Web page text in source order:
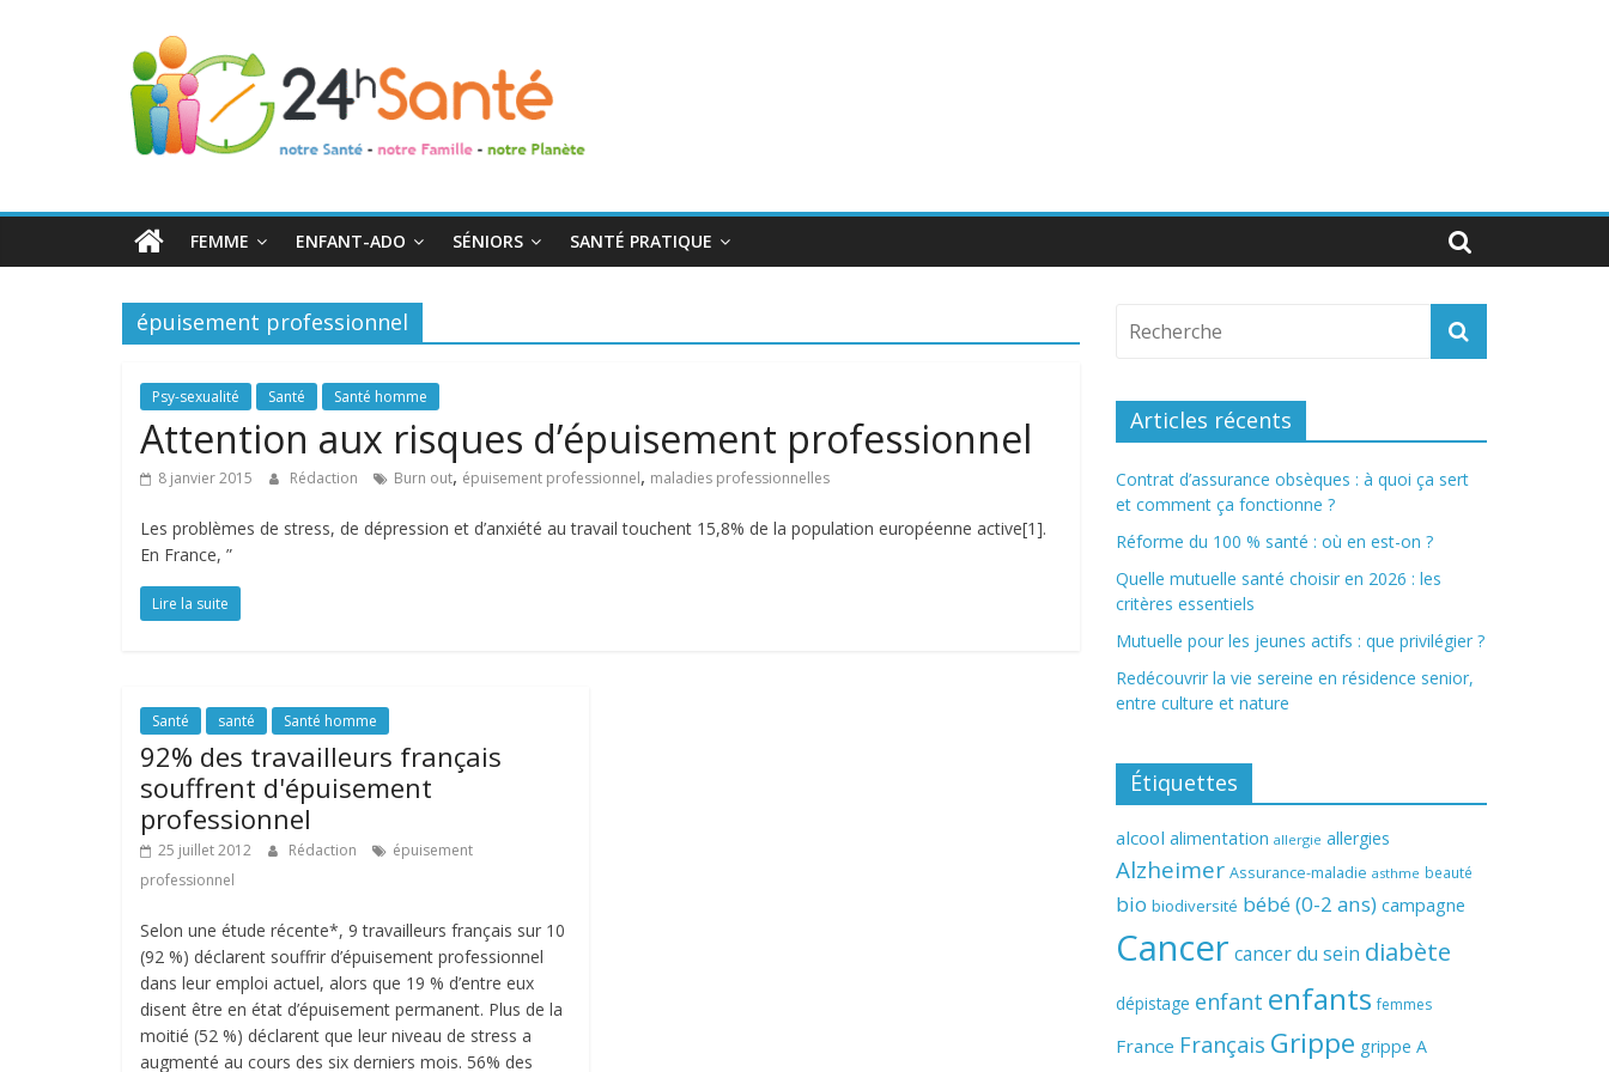
24h
Santé
toute
famille
FEMME ENFANT-ADO SÉNIORS SANTÉ PRATIQUE
épuisement professionnel
Psy-sexualité Santé Santé homme
Attention aux risques d’épuisement professionnel
8 janvier 2015 Rédaction Burn out, épuisement professionnel, maladies professionnelles
Les problèmes de stress, de dépression et d’anxiété au travail touchent 15,8% de la population européenne active[1].
En France, ”
Lire la suite
Santé santé Santé homme
92% des travailleurs français
souffrent d'épuisement
professionnel
25 juillet 2012 Rédaction
épuisement
professionnel
Selon une étude récente*, 9 travailleurs français sur 10
(92 %) déclarent souffrir d’épuisement professionnel
dans leur emploi actuel, alors que 19 % d’entre eux
disent être en état d’épuisement permanent. Plus de la
moitié (52 %) déclarent que leur niveau de stress a
augmenté au cours des six derniers mois. 56% des
Articles récents
Contrat d’assurance obsèques : à quoi ça sert
et comment ça fonctionne ?
Réforme du 100 % santé : où en est-on ?
Quelle mutuelle santé choisir en 2026 : les
critères essentiels
Mutuelle pour les jeunes actifs : que privilégier ?
Redécouvrir la vie sereine en résidence senior,
entre culture et nature
Étiquettes
alcool alimentation allergie allergies
Alzheimer Assurance-maladie asthme beauté
bio biodiversité bébé (0-2 ans) campagne
Cancer cancer du sein diabète
dépistage enfant enfants femmes
France Français Grippe grippe A